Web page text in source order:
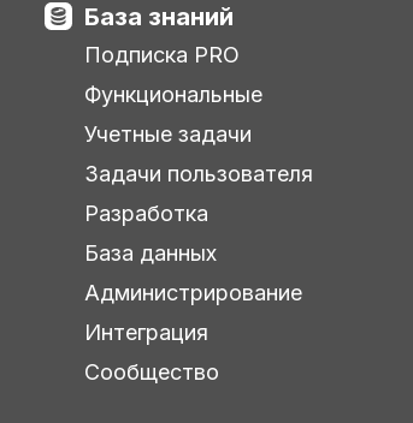
База знаний
Подписка PRO
Функциональные
Учетные задачи
Задачи пользователя
Разработка
База данных
Администрирование
Интеграция
Сообщество